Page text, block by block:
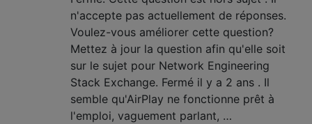
n'accepte pas actuellement de réponses.
Voulez-vous améliorer cette question?
Mettez à jour la question afin qu'elle soit
sur le sujet pour Network Engineering
Stack Exchange. Fermé il y a 2 ans . Il
semble qu'AirPlay ne fonctionne prêt à
l'emploi, vaguement parlant, …